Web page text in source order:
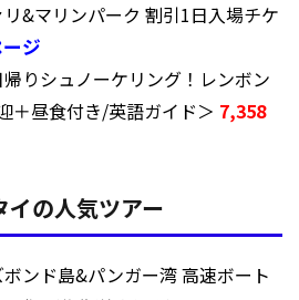
リ&マリンパーク 割引1日入場チケ
ジ
帰りシュノーケリング！レンボン
＋昼食付き/英語ガイド＞ 7,358
イの人気ツアー
ボンド島&パンガー湾 高速ボート